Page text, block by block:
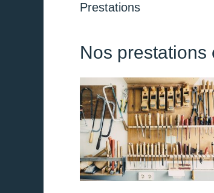
Prestations
Nos prestations